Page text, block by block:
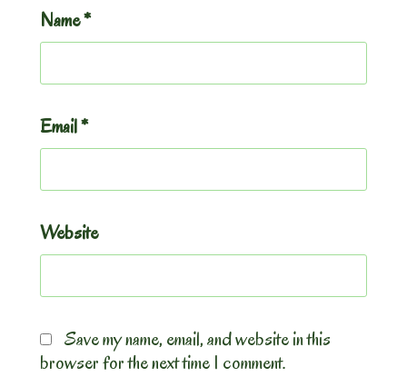
Name*
Email*
Website
Save my name, email, and website in this
browser for the next time I comment.